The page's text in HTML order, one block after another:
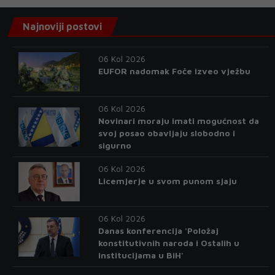
Najnoviji postovi
06 Kol 2026
EUFOR nadomak Foče izveo vježbu
06 Kol 2026
Novinari moraju imati mogućnost da
svoj posao obavljaju slobodno i
sigurno
06 Kol 2026
Licemjerje u svom punom sjaju
06 Kol 2026
Danas konferencija 'Položaj
konstitutivnih naroda i Ostalih u
institucijama u BiH'